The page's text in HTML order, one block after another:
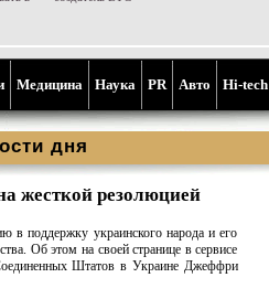
Медицина Наука PR Aвто Hi-tech
дня
жесткой резолюцией
поддержку украинского народа и его
Об этом на своей странице в сервисе
Штатов в Украине Джеффри